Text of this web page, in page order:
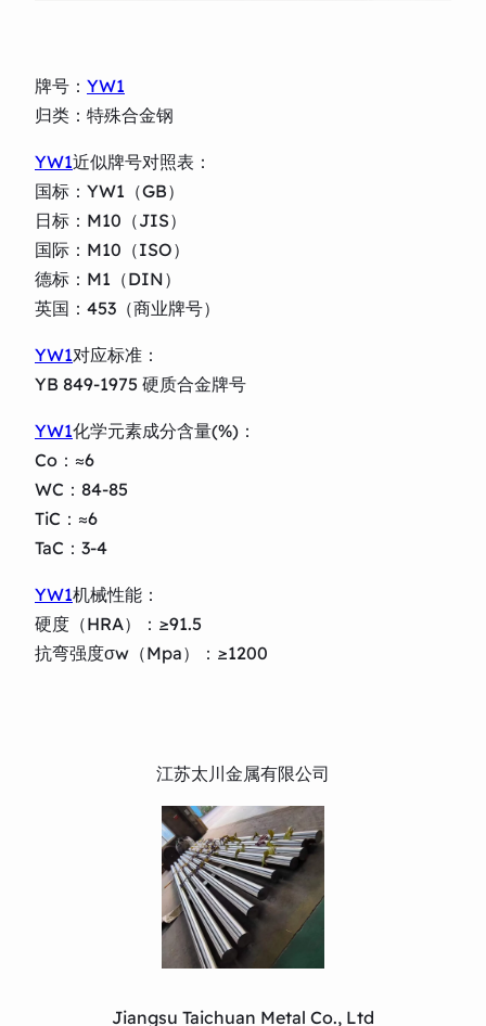
牌号： YW1
归类：特殊合金钢
YW1近似牌号对照表：
国标：YW1（GB）
日标：M10（JIS）
国际：M10（ISO）
德标：M1（DIN）
英国：453（商业牌号）
YW1对应标准：
YB 849-1975 硬质合金牌号
YW1化学元素成分含量(%)：
Co：≈6
WC：84-85
TiC：≈6
TaC：3-4
YW1机械性能：
硬度（HRA）：≥91.5
抗弯强度σw（Mpa）：≥1200
江苏太川金属有限公司
Jiangsu Taichuan Metal Co., Ltd